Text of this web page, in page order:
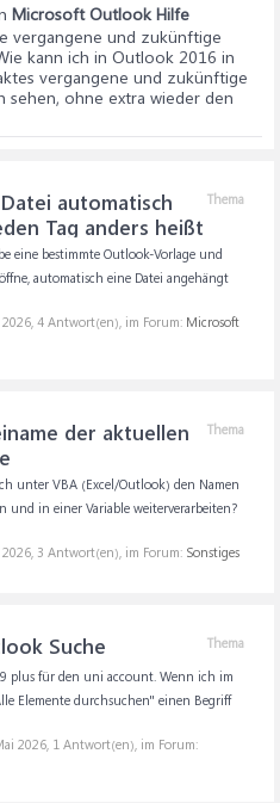
Microsoft Outlook Hilfe
vergangene und zukünftige
kann ich in Outlook 2016 in
vergangene und zukünftige
sehen, ohne extra wieder den
Thema
Datei automatisch
Tag anders heißt
eine bestimmte Outlook-Vorlage und
automatisch eine Datei angehängt
, 4 Antwort(en), im Forum: Microsoft
Thema
der aktuellen
unter VBA (Excel/Outlook) den Namen
und in einer Variable weiterverarbeiten?
, 3 Antwort(en), im Forum: Sonstiges
Thema
Suche
plus für den uni account. Wenn ich im
Elemente durchsuchen" einen Begriff
2026, 1 Antwort(en), im Forum: